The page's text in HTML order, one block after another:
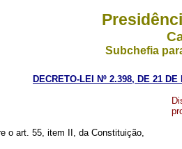
Subchefia
DECRETO-LEI Nº 2.398, DE 21
o art. 55, item II, da Constituição,